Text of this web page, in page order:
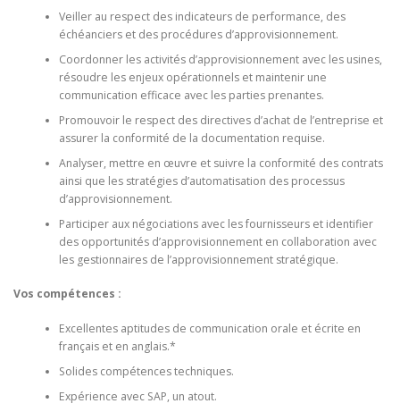
Veiller au respect des indicateurs de performance, des
échéanciers et des procédures d’approvisionnement.
Coordonner les activités d’approvisionnement avec les usines,
résoudre les enjeux opérationnels et maintenir une
communication efficace avec les parties prenantes.
Promouvoir le respect des directives d’achat de l’entreprise et
assurer la conformité de la documentation requise.
Analyser, mettre en œuvre et suivre la conformité des contrats
ainsi que les stratégies d’automatisation des processus
d’approvisionnement.
Participer aux négociations avec les fournisseurs et identifier
des opportunités d’approvisionnement en collaboration avec
les gestionnaires de l’approvisionnement stratégique.
Vos compétences :
Excellentes aptitudes de communication orale et écrite en
français et en anglais.*
Solides compétences techniques.
Expérience avec SAP, un atout.